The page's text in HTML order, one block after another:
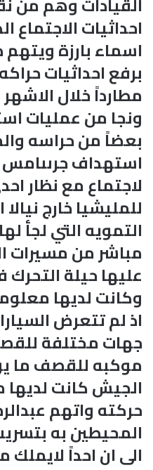
احداثيات
اسماء بارزة
برفع احداثيات
مطارداً خلال
ونجا من عمليات
بعضاً من حراسه
استهداف جرىىامس
لاجتماع مع نظار
للمليشيا خارج
التمويه التي لجأ
مباشر من مسيرات
عليها حيلة التحرك
وكانت لديها
اذ لم تتعرض
جهات مختلفة
موكبه للقصف ما
الجيش كانت
حركته واتهم
المحيطين به
الى ان احداً